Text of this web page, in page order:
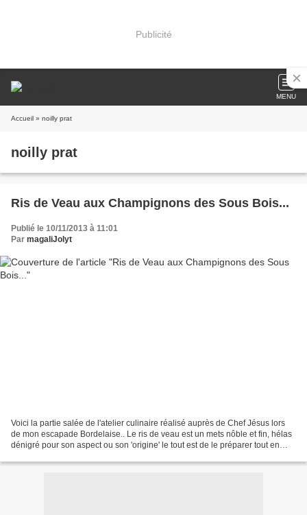
Publicité
MENU
Accueil » noilly prat
noilly prat
Ris de Veau aux Champignons des Sous Bois...
Publié le 10/11/2013 à 11:01
Par magaliJolyt
Voici la partie salée de l'atelier culinaire réalisé auprès de Chef Jésus lors
de mon escapade Bordelaise.. Le ris de veau est un mets nôble et fin, hélas
dénigré pour son aspect ou son 'origine' le tout est de le préparer tout en